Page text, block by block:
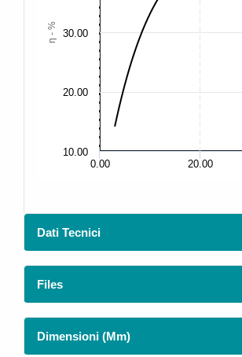
η - %
0.00 20.00
10.00
20.00
30.00
Dati Tecnici
Files
Dimensioni (mm)